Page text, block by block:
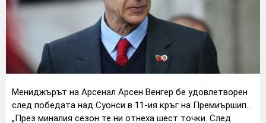
Мениджърът на Арсенал Арсен Венгер бе удовлетворен
след победата над Суонси в 11-ия кръг на Премиършип.
„През миналия сезон те ни отнеха шест точки. След